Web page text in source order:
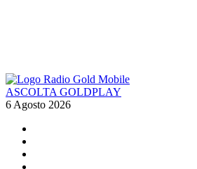
ASCOLTA GOLDPLAY
6 Agosto 2026